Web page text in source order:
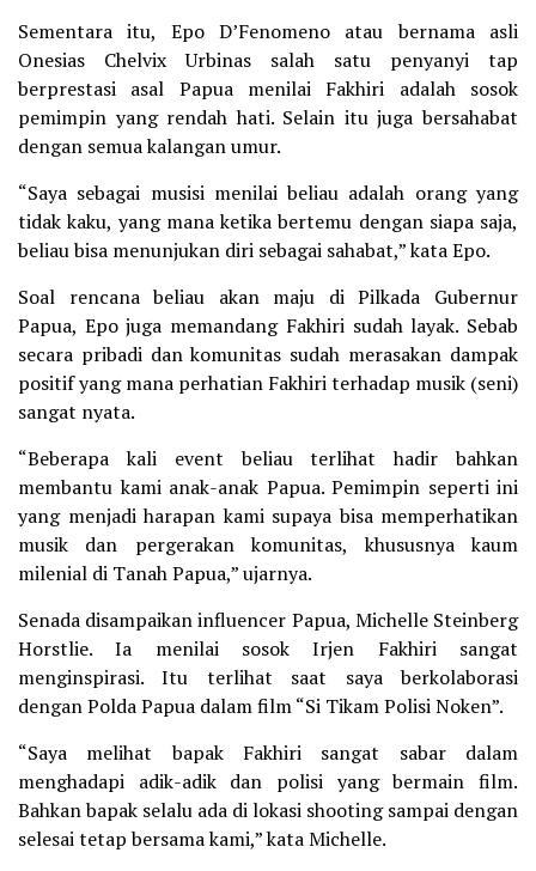
Sementara itu, Epo D’Fenomeno atau bernama asli
Onesias Chelvix Urbinas salah satu penyanyi tap
berprestasi asal Papua menilai Fakhiri adalah sosok
pemimpin yang rendah hati. Selain itu juga bersahabat
dengan semua kalangan umur.
“Saya sebagai musisi menilai beliau adalah orang yang
tidak kaku, yang mana ketika bertemu dengan siapa saja,
beliau bisa menunjukan diri sebagai sahabat,” kata Epo.
Soal rencana beliau akan maju di Pilkada Gubernur
Papua, Epo juga memandang Fakhiri sudah layak. Sebab
secara pribadi dan komunitas sudah merasakan dampak
positif yang mana perhatian Fakhiri terhadap musik (seni)
sangat nyata.
“Beberapa kali event beliau terlihat hadir bahkan
membantu kami anak-anak Papua. Pemimpin seperti ini
yang menjadi harapan kami supaya bisa memperhatikan
musik dan pergerakan komunitas, khususnya kaum
milenial di Tanah Papua,” ujarnya.
Senada disampaikan influencer Papua, Michelle Steinberg
Horstlie. Ia menilai sosok Irjen Fakhiri sangat
menginspirasi. Itu terlihat saat saya berkolaborasi
dengan Polda Papua dalam film “Si Tikam Polisi Noken”.
“Saya melihat bapak Fakhiri sangat sabar dalam
menghadapi adik-adik dan polisi yang bermain film.
Bahkan bapak selalu ada di lokasi shooting sampai dengan
selesai tetap bersama kami,” kata Michelle.